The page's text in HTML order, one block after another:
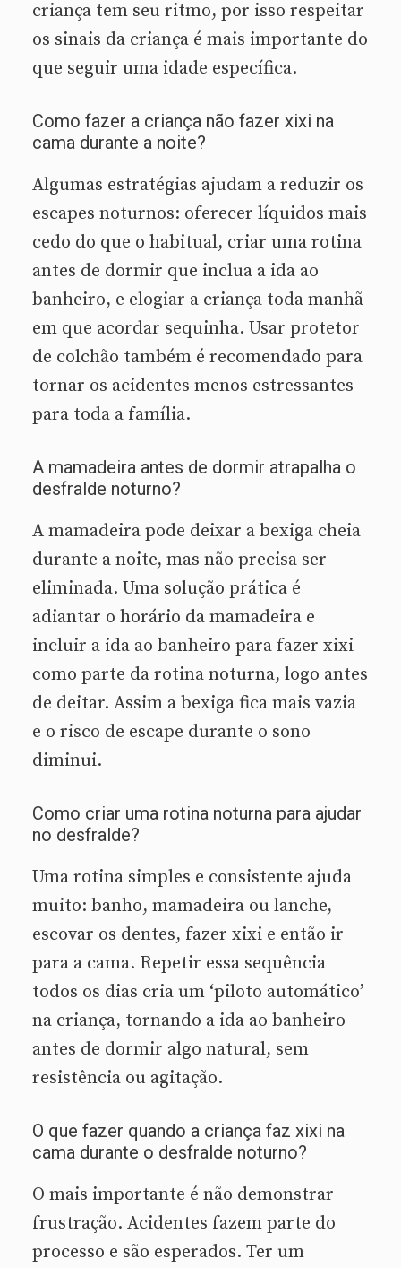
criança tem seu ritmo, por isso respeitar
os sinais da criança é mais importante do
que seguir uma idade específica.
Como fazer a criança não fazer xixi na
cama durante a noite?
Algumas estratégias ajudam a reduzir os
escapes noturnos: oferecer líquidos mais
cedo do que o habitual, criar uma rotina
antes de dormir que inclua a ida ao
banheiro, e elogiar a criança toda manhã
em que acordar sequinha. Usar protetor
de colchão também é recomendado para
tornar os acidentes menos estressantes
para toda a família.
A mamadeira antes de dormir atrapalha o
desfralde noturno?
A mamadeira pode deixar a bexiga cheia
durante a noite, mas não precisa ser
eliminada. Uma solução prática é
adiantar o horário da mamadeira e
incluir a ida ao banheiro para fazer xixi
como parte da rotina noturna, logo antes
de deitar. Assim a bexiga fica mais vazia
e o risco de escape durante o sono
diminui.
Como criar uma rotina noturna para ajudar
no desfralde?
Uma rotina simples e consistente ajuda
muito: banho, mamadeira ou lanche,
escovar os dentes, fazer xixi e então ir
para a cama. Repetir essa sequência
todos os dias cria um ‘piloto automático’
na criança, tornando a ida ao banheiro
antes de dormir algo natural, sem
resistência ou agitação.
O que fazer quando a criança faz xixi na
cama durante o desfralde noturno?
O mais importante é não demonstrar
frustração. Acidentes fazem parte do
processo e são esperados. Ter um